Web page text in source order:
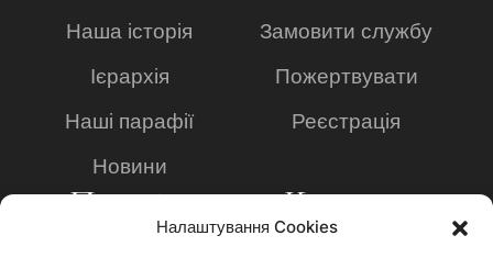
Налаштування Cookies
Наша історія
Ієрархія
Наші парафії
Новини
Замовити службу
Пожертвувати
Реєстрація
Просвіта
Богословська
Контакти
+49 2234 8095636